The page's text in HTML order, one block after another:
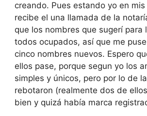
creando. Pues estando yo en
recibe el una llamada de la
que los nombres que sugerí para
todos ocupados, así que me
cinco nombres nuevos. Espero
ellos pase, porque segun yo los
simples y únicos, pero por lo de la
rebotaron (realmente dos de
bien y quizá había marca